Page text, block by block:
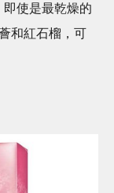
使是最乾燥的
和紅石榴，可